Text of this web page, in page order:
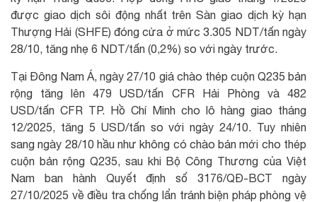
được giao dịch sôi động nhất trên Sàn giao dịch kỳ hạn
Thượng Hải (SHFE) đóng cửa ở mức 3.305 NDT/tấn ngày
28/10, tăng nhẹ 6 NDT/tấn (0,2%) so với ngày trước.
Tại Đông Nam Á, ngày 27/10 giá chào thép cuộn Q235 bản
rộng tăng lên 479 USD/tấn CFR Hải Phòng và 482
USD/tấn CFR TP. Hồ Chí Minh cho lô hàng giao tháng
12/2025, tăng 5 USD/tấn so với ngày 24/10. Tuy nhiên
sang ngày 28/10 hầu như không có chào bán mới cho thép
cuộn bản rộng Q235, sau khi Bộ Công Thương của Việt
Nam ban hành Quyết định số 3176/QĐ-BCT ngày
27/10/2025 về điều tra chống lẩn tránh biện pháp phòng vệ